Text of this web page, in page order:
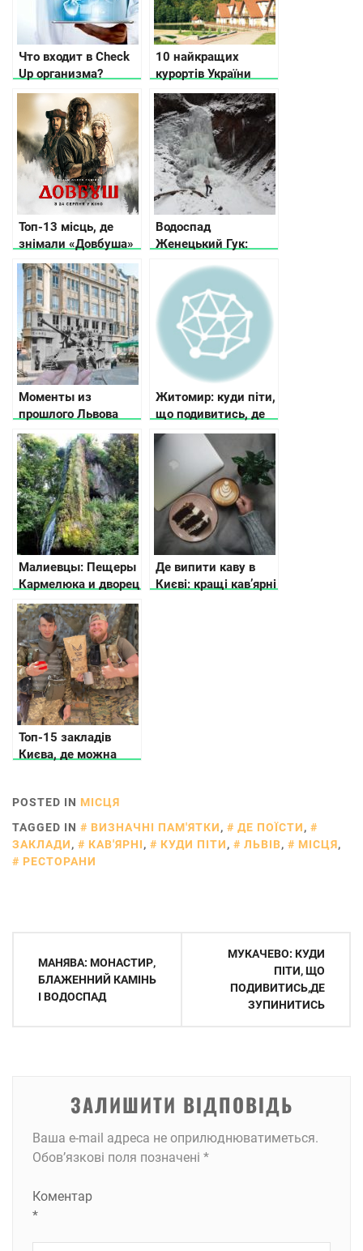
Что входит в Check
Up организма?
10 найкращих
курортів України
Топ-13 місць, де
знімали «Довбуша»
Водоспад
Женецький Гук:
фото та відео
Моменты из
прошлого Львова
Житомир: куди піти,
що подивитись, де
зупинитися
Малиевцы: Пещеры
Кармелюка и дворец
Орловских
Де випити каву в
Києві: кращі кав’ярні
Топ-15 закладів
Києва, де можна
POSTED IN МІСЦЯ
TAGGED IN
ВИЗНАЧНІ ПАМ'ЯТКИ, ДЕ ПОЇСТИ,
ЗАКЛАДИ, КАВ'ЯРНІ, КУДИ ПІТИ, ЛЬВІВ, МІСЦЯ,
РЕСТОРАНИ
записів
МАНЯВА: МОНАСТИР,
БЛАЖЕННИЙ КАМІНЬ
І ВОДОСПАД
МУКАЧЕВО: КУДИ
ПІТИ, ЩО
ПОДИВИТИСЬ,ДЕ
ЗУПИНИТИСЬ
ЗАЛИШИТИ ВІДПОВІДЬ
Ваша e-mail адреса не оприлюднюватиметься.
Обов’язкові поля позначені *
Коментар
*